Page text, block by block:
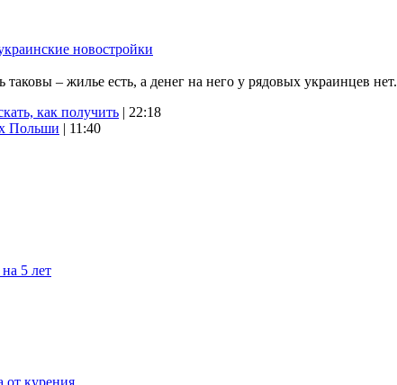
новостройки
– жилье есть, а денег на него у рядовых украинцев нет.
как получить | 22:18
Польши | 11:40
5 лет
от курения